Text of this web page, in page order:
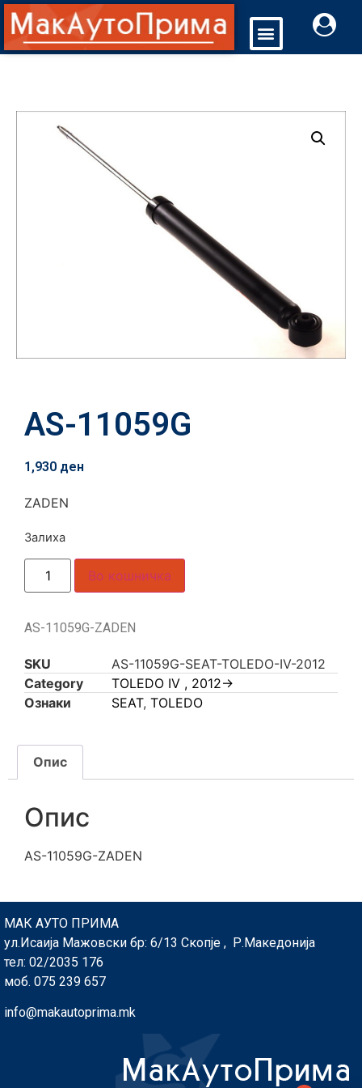
AS-11059G
1,930 ден
ZADEN
Залиха
Во кошничка
AS-11059G-ZADEN
SKU
AS-11059G-SEAT-TOLEDO-IV-2012
Category
TOLEDO IV , 2012->
Ознаки
SEAT, TOLEDO
Опис
Опис
AS-11059G-ZADEN
МАК АУТО ПРИМА
ул.Исаија Мажовски бр: 6/13 Скопје , Р.Македонија
тел: 02/2035 176
моб. 075 239 657
info@makautoprima.mk